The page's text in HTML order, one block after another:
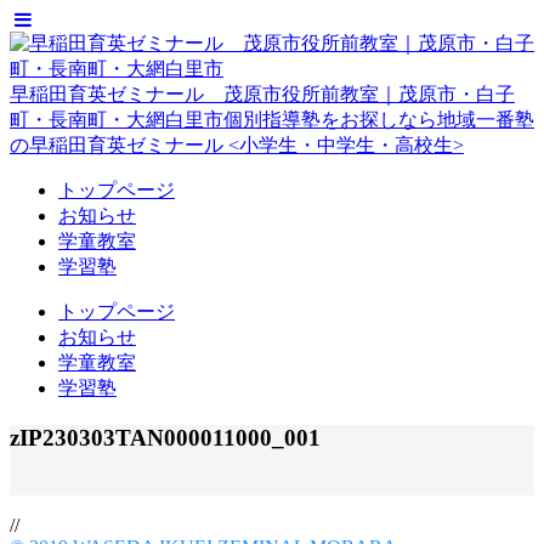
早稲田育英ゼミナール 茂原市役所前教室｜茂原市・白子
町・長南町・大網白里市個別指導塾をお探しなら地域一番塾
の早稲田育英ゼミナール <小学生・中学生・高校生>
トップページ
お知らせ
学童教室
学習塾
トップページ
お知らせ
学童教室
学習塾
zIP230303TAN000011000_001
//